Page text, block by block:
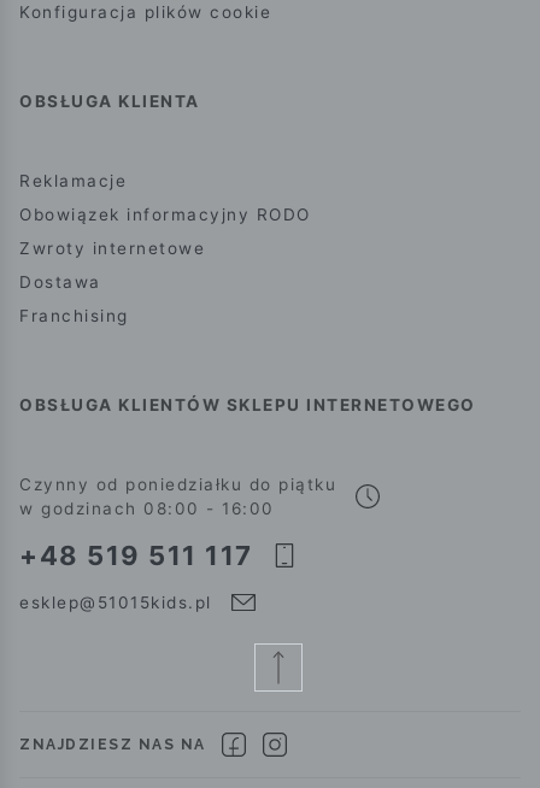
Konfiguracja plików cookie
OBSŁUGA KLIENTA
Reklamacje
Obowiązek informacyjny RODO
Zwroty internetowe
Dostawa
Franchising
OBSŁUGA KLIENTÓW SKLEPU INTERNETOWEGO
Czynny od poniedziałku do piątku
w godzinach 08:00 - 16:00
+48 519 511 117
esklep@51015kids.pl
ZNAJDZIESZ NAS NA